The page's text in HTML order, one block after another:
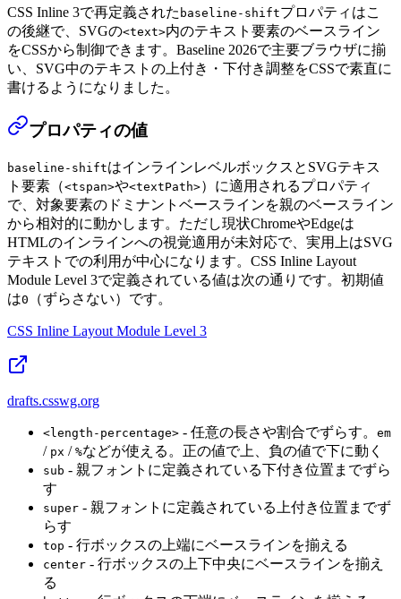
CSS Inline 3で再定義された baseline-shiftプロパティはこ
の後継で、SVGの<text>内のテキスト要素のベースライン
をCSSから制御できます。Baseline 2026で主要ブラウザに揃
い、SVG中のテキストの上付き・下付き調整をCSSで素直に
書けるようになりました。
プロパティの値
baseline-shiftはインラインレベルボックスとSVGテキス
ト要素（<tspan>や<textPath>）に適用されるプロパティ
で、対象要素のドミナントベースラインを親のベースライン
から相対的に動かします。ただし現状ChromeやEdgeは
HTMLのインラインへの視覚適用が未対応で、実用上はSVG
テキストでの利用が中心になります。CSS Inline Layout
Module Level 3で定義されている値は次の通りです。初期値
は0 （ずらさない）です。
CSS Inline Layout Module Level 3
drafts.csswg.org
<length-percentage> - 任意の長さや割合でずらす。 em
/ px / %などが使える。正の値で上、負の値で下に動く
sub - 親フォントに定義されている下付き位置までずら
す
super - 親フォントに定義されている上付き位置までず
らす
top - 行ボックスの上端にベースラインを揃える
center - 行ボックスの上下中央にベースラインを揃え
る